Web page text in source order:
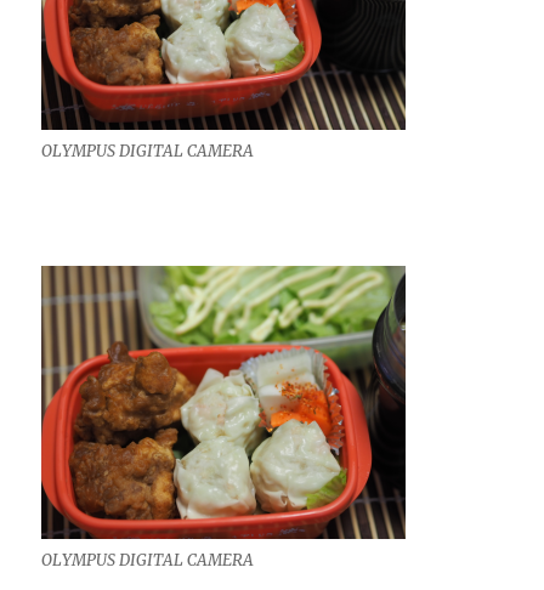
OLYMPUS DIGITAL CAMERA
OLYMPUS DIGITAL CAMERA